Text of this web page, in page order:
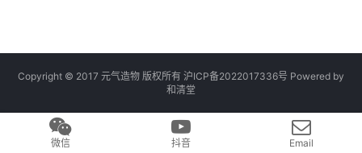
Copyright © 2017 元气造物 版权所有 沪ICP备2022017336号 Powered by
和清堂
微信 抖音 Email